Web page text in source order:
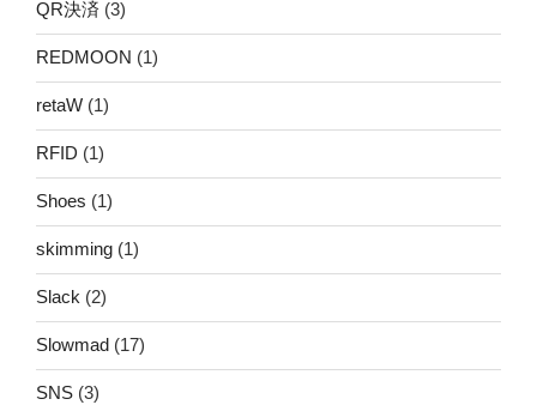
QR決済 (3)
REDMOON (1)
retaW (1)
RFID (1)
Shoes (1)
skimming (1)
Slack (2)
Slowmad (17)
SNS (3)